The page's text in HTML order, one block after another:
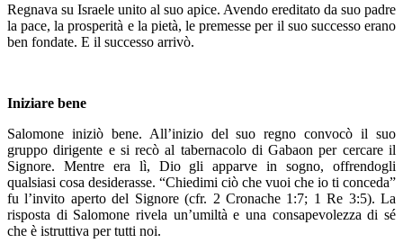
Regnava su Israele unito al suo apice. Avendo ereditato da suo padre
la pace, la prosperità e la pietà, le premesse per il suo successo erano
ben fondate. E il successo arrivò.
Iniziare bene
Salomone iniziò bene. All’inizio del suo regno convocò il suo
gruppo dirigente e si recò al tabernacolo di Gabaon per cercare il
Signore. Mentre era lì, Dio gli apparve in sogno, offrendogli
qualsiasi cosa desiderasse. “Chiedimi ciò che vuoi che io ti conceda”
fu l’invito aperto del Signore (cfr. 2 Cronache 1:7; 1 Re 3:5). La
risposta di Salomone rivela un’umiltà e una consapevolezza di sé
che è istruttiva per tutti noi.